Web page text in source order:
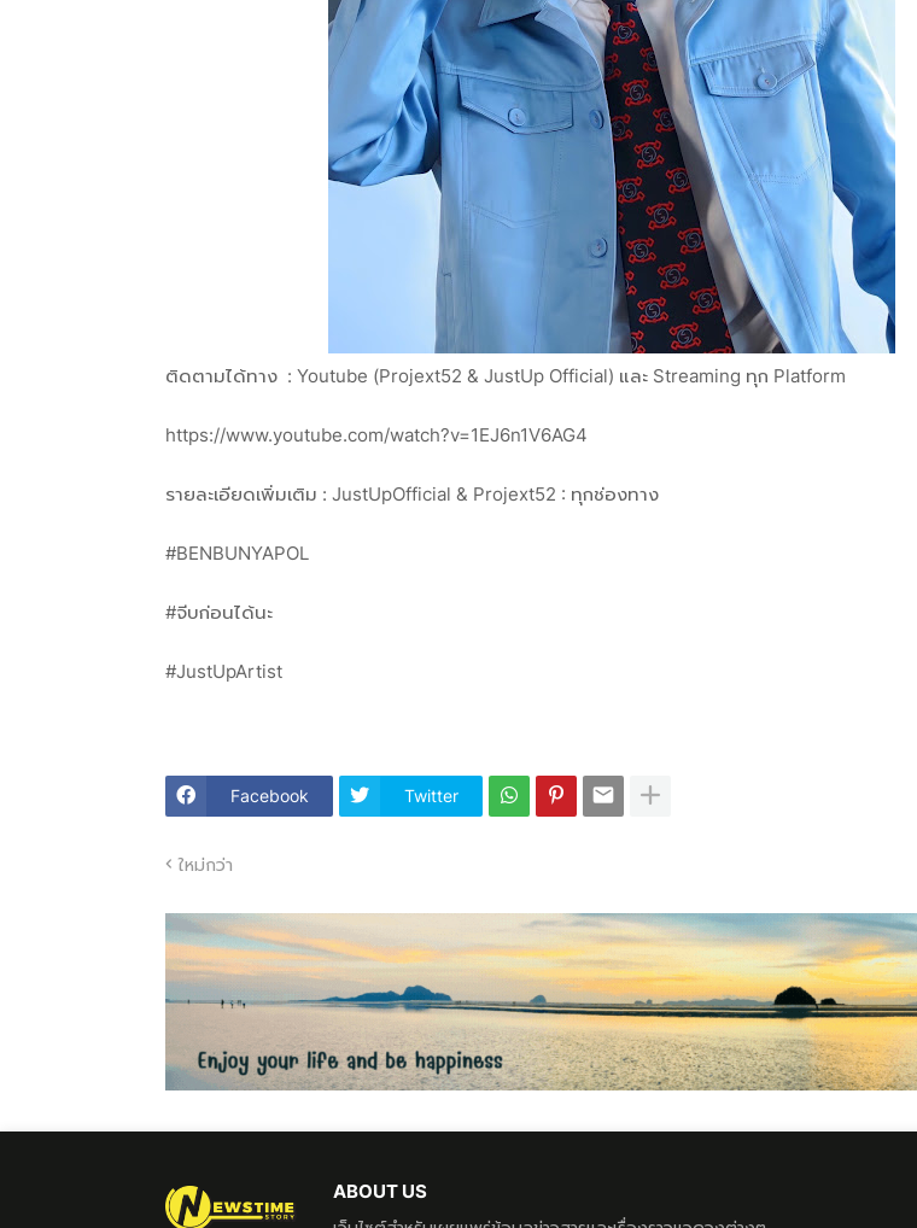
ติดตามได้ทาง : Youtube (Projext52 & JustUp Official) และ Streaming ทุก Platform
https://www.youtube.com/watch?v=1EJ6n1V6AG4
รายละเอียดเพิ่มเติม : JustUpOfficial & Projext52 : ทุกช่องทาง
#BENBUNYAPOL
#จีบก่อนได้นะ
#JustUpArtist
Facebook Twitter
ใหม่กว่า
ABOUT US